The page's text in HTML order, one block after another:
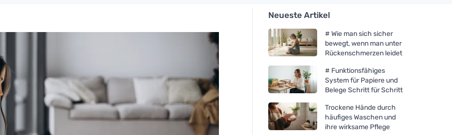
Neueste Artikel
# Wie man sich sicher
bewegt, wenn man unter
Rückenschmerzen leidet
# Funktionsfähiges
System für Papiere und
Belege Schritt für Schritt
Trockene Hände durch
häufiges Waschen und
ihre wirksame Pflege